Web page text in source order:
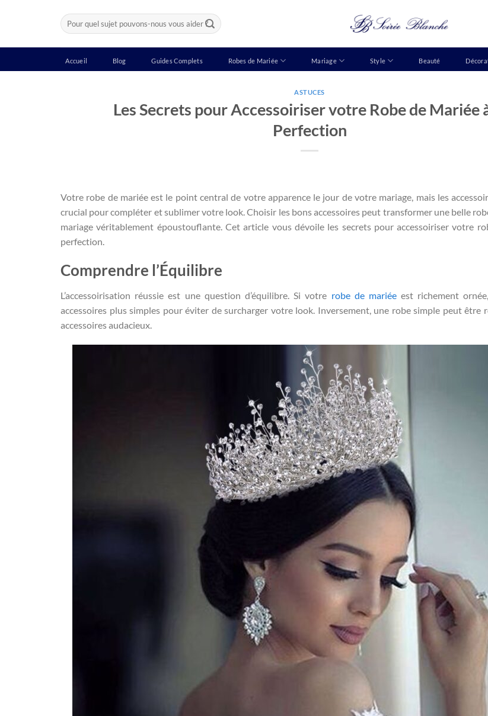
Recherche
pour :
Accueil Blog Guides Complets Robes de Mariée Mariage Style Beauté
ASTUCES
Les Secrets pour Accessoiriser votre Robe de Mariée
Perfection
Votre robe de mariée est le point central de votre apparence le jour de votre mariage, mais les
crucial pour compléter et sublimer votre look. Choisir les bons accessoires peut transformer une belle
mariage véritablement époustouflante. Cet article vous dévoile les secrets pour accessoiriser votre
perfection.
Comprendre l’Équilibre
L’accessoirisation réussie est une question d’équilibre. Si votre robe de mariéeest richement
accessoires plus simples pour éviter de surcharger votre look. Inversement, une robe simple peut être
accessoires audacieux.